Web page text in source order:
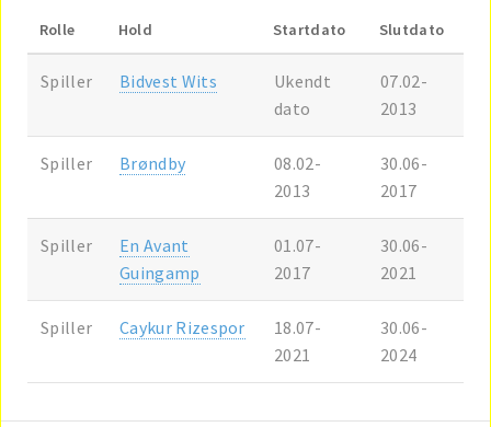
Rolle Hold Startdato Slutdato
Spiller Bidvest Wits
Ukendt
dato
07.02-
2013
Spiller Brøndby
08.02-
2013
30.06-
2017
Spiller
En Avant
Guingamp
01.07-
2017
30.06-
2021
Spiller Caykur Rizespor
18.07-
2021
30.06-
2024